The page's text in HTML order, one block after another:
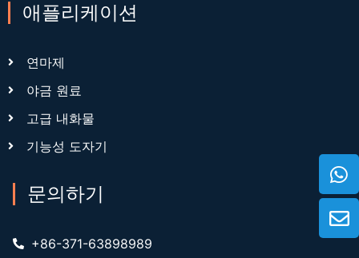
애플리케이션
연마제
야금 원료
고급 내화물
기능성 도자기
문의하기
+86-371-63898989